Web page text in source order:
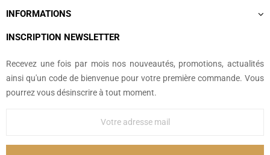
INFORMATIONS
INSCRIPTION NEWSLETTER
Recevez une fois par mois nos nouveautés, promotions, actualités
ainsi qu'un code de bienvenue pour votre première commande. Vous
pourrez vous désinscrire à tout moment.